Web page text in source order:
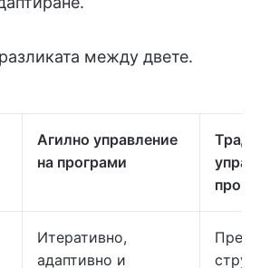
между двете.
Агилно управление
на програми
Итеративно,
адаптивно и